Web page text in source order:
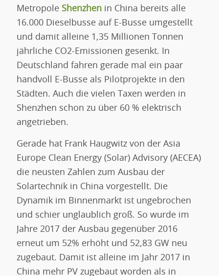
Metropole Shenzhenin China bereits alle
16.000 Dieselbusse auf E-Busse umgestellt
und damit alleine 1,35 Millionen Tonnen
jährliche CO2-Emissionen gesenkt. In
Deutschland fahren gerade mal ein paar
handvoll E-Busse als Pilotprojekte in den
Städten. Auch die vielen Taxen werden in
Shenzhen schon zu über 60 % elektrisch
angetrieben.
Gerade hat Frank Haugwitz von der Asia
Europe Clean Energy (Solar) Advisory (AECEA)
die neusten Zahlen zum Ausbau der
Solartechnik in China vorgestellt. Die
Dynamik im Binnenmarkt ist ungebrochen
und schier unglaublich groß. So wurde im
Jahre 2017 der Ausbau gegenüber 2016
erneut um 52% erhöht und 52,83 GW neu
zugebaut. Damit ist alleine im Jahr 2017 in
China mehr PV zugebaut worden als in